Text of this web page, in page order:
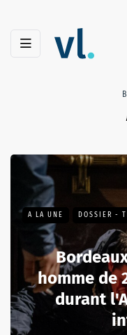
A LA UNE DOSSIER -
homme de
durant